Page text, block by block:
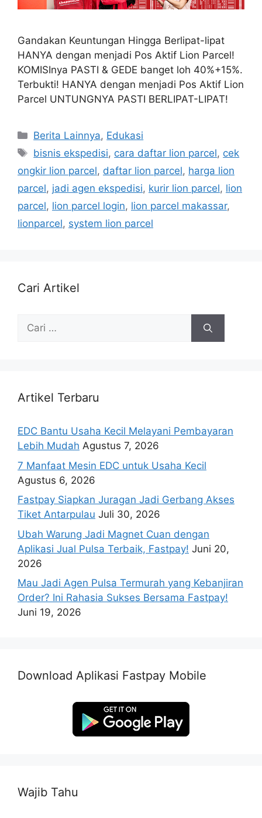
Gandakan Keuntungan Hingga Berlipat-lipat
HANYA dengan menjadi Pos Aktif Lion Parcel!
KOMISInya PASTI & GEDE banget loh 40%+15%.
Terbukti! HANYA dengan menjadi Pos Aktif Lion
Parcel UNTUNGNYA PASTI BERLIPAT-LIPAT!
Berita Lainnya, Edukasi
bisnis ekspedisi, cara daftar lion parcel, cek
ongkir lion parcel, daftar lion parcel, harga lion
parcel, jadi agen ekspedisi, kurir lion parcel, lion
parcel, lion parcel login, lion parcel makassar,
lionparcel, system lion parcel
Cari Artikel
Artikel Terbaru
EDC Bantu Usaha Kecil Melayani Pembayaran
Lebih Mudah Agustus 7, 2026
7 Manfaat Mesin EDC untuk Usaha Kecil
Agustus 6, 2026
Fastpay Siapkan Juragan Jadi Gerbang Akses
Tiket Antarpulau Juli 30, 2026
Ubah Warung Jadi Magnet Cuan dengan
Aplikasi Jual Pulsa Terbaik, Fastpay! Juni 20,
2026
Mau Jadi Agen Pulsa Termurah yang Kebanjiran
Order? Ini Rahasia Sukses Bersama Fastpay!
Juni 19, 2026
Download Aplikasi Fastpay Mobile
Wajib Tahu